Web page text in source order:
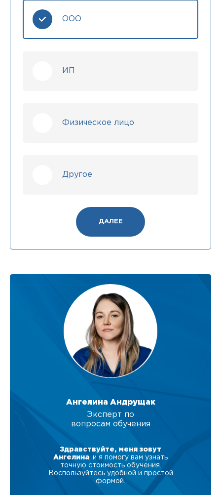
ООО
ИП
Физическое лицо
Другое
ДАЛЕЕ
Ангелина Андрущак
Эксперт по
вопросам обучения
Здравствуйте, меня зовут
Ангелина , и я помогу вам узнать
точную стоимость обучения.
Воспользуйтесь удобной и простой
формой.